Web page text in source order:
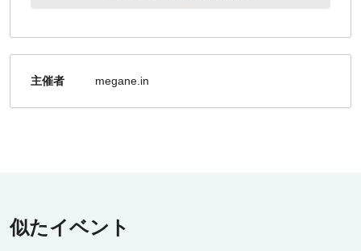
主催者 megane.in
似たイベント